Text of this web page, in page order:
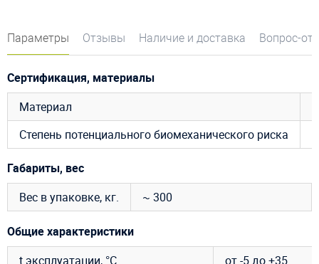
Параметры Отзывы Наличие и доставка Вопрос-
Сертификация, материалы
Материал
Степень потенциального биомеханического риска
Габариты, вес
Вес в упаковке, кг.
~ 300
Общие характеристики
t эксплуатации, °C
от -5 до +35